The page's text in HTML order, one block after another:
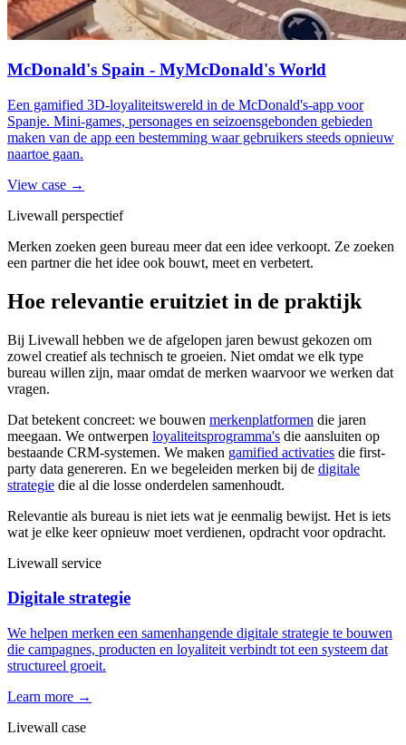
McDonald's Spain - MyMcDonald's World
Een gamified 3D-loyaliteitswereld in de McDonald's-app voor
Spanje. Mini-games, personages en seizoensgebonden gebieden
maken van de app een bestemming waar gebruikers steeds opnieuw
naartoe gaan.
View case →
Livewall perspectief
Merken zoeken geen bureau meer dat een idee verkoopt. Ze zoeken
een partner die het idee ook bouwt, meet en verbetert.
Hoe relevantie eruitziet in de praktijk
Bij Livewall hebben we de afgelopen jaren bewust gekozen om
zowel creatief als technisch te groeien. Niet omdat we elk type
bureau willen zijn, maar omdat de merken waarvoor we werken dat
vragen.
Dat betekent concreet: we bouwen merkenplatformen die jaren
meegaan. We ontwerpen loyaliteitsprogramma's die aansluiten op
bestaande CRM-systemen. We maken gamified activaties die first-
party data genereren. En we begeleiden merken bij de digitale
strategie die al die losse onderdelen samenhoudt.
Relevantie als bureau is niet iets wat je eenmalig bewijst. Het is iets
wat je elke keer opnieuw moet verdienen, opdracht voor opdracht.
Livewall service
Digitale strategie
We helpen merken een samenhangende digitale strategie te bouwen
die campagnes, producten en loyaliteit verbindt tot een systeem dat
structureel groeit.
Learn more →
Livewall case